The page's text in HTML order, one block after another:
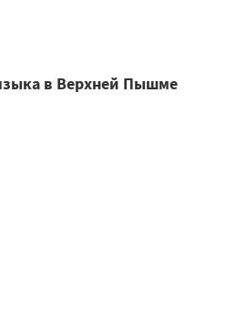
в Верхней Пышме